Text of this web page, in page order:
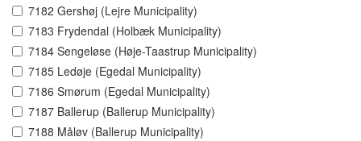
7182 Gershøj (Lejre Municipality)
7183 Frydendal (Holbæk Municipality)
7184 Sengeløse (Høje-Taastrup Municipality)
7185 Ledøje (Egedal Municipality)
7186 Smørum (Egedal Municipality)
7187 Ballerup (Ballerup Municipality)
7188 Måløv (Ballerup Municipality)